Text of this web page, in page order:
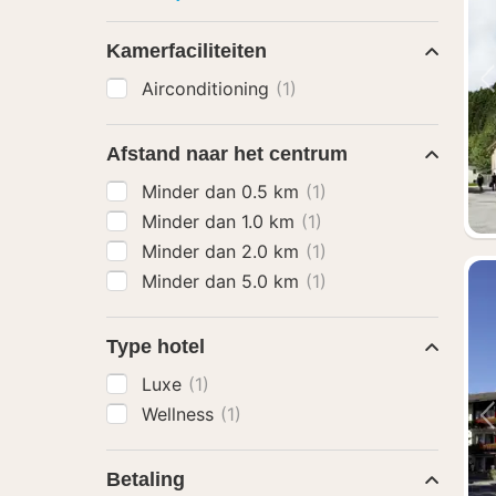
Kamerfaciliteiten
Airconditioning (1)
Afstand naar het centrum
Minder dan 0.5 km (1)
Minder dan 1.0 km (1)
Minder dan 2.0 km (1)
Minder dan 5.0 km (1)
Type hotel
Luxe (1)
Wellness (1)
Betaling